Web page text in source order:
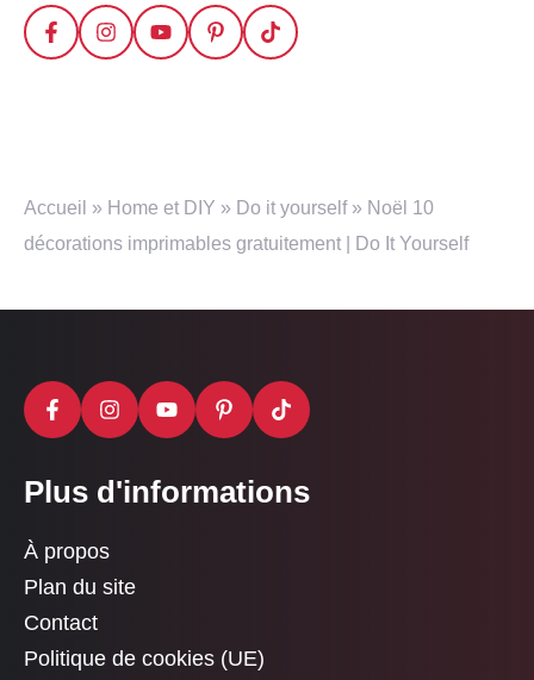
Accueil » Home et DIY » Do it yourself» Noël 10
décorations imprimables gratuitement | Do It Yourself
Plus d'informations
À propos
Plan du site
Contact
Politique de cookies (UE)